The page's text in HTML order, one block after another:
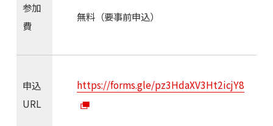
参加
費
無料（要事前申込）
申込
URL
https://forms.gle/pz3HdaXV3Ht2icjY8